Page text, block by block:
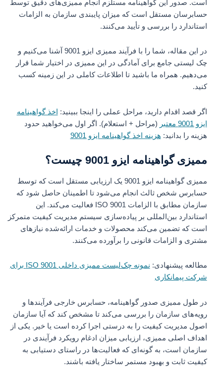
است. صدور این گواهینامه مستلزم انجام ممیزی‌های دقیق توسط
حسابرسان مستقل است که میزان پایبندی سازمان به الزامات
استاندارد را بررسی و تأیید می‌کنند.
در این مقاله، شما را با فرآیند ممیزی ایزو 9001 آشنا می‌کنیم و
چک لیستی جامع برای آمادگی در این ممیزی در اختیار شما قرار
می‌دهیم. همراه ما باشید تا اطلاعات کاملی در این زمینه کسب
کنید.
اگر قصد اقدام دارید، مراحل عملی را اینجا ببینید:اخذ گواهینامه
ایزو 9001 معتبر
(مراحل + استعلام). اگر اول می‌خواهید حدود
هزینه را بدانید:هزینه اخذ گواهینامه ایزو 9001
ممیزی گواهینامه ایزو 9001 چیست؟
ممیزی گواهینامه ایزو 9001 یک ارزیابی مستقل است که توسط
حسابرس شخص ثالث انجام می‌شود تا اطمینان حاصل شود که
سازمان مطابق با الزامات ISO 9001 فعالیت می‌کند. این
استاندارد بین‌المللی بر پیاده‌سازی سیستم مدیریت کیفیت متمرکز
است که تضمین می‌کند محصولات و خدمات ارائه‌شده نیازهای
مشتری و الزامات قانونی را برآورده می‌کنند.
مطالعه پیشنهادی:
نمونه چک‌لیست ممیزی داخلی ISO 9001 برای
شرکت پیمانکاری
در طول ممیزی صدور گواهینامه، حسابرس خارجی فرآیندها و
رویه‌های سازمان را بررسی می‌کند تا مشخص کند که آیا سازمان
اصول مدیریت کیفیت را به درستی اجرا کرده است یا خیر. یکی از
اهداف اصلی ممیزی، ارزیابی میزان ادغام رویکرد فرآیندی در
سازمان است، به گونه‌ای که فعالیت‌ها در راستای دستیابی به
کیفیت ثابت و بهبود مستمر ساختار یافته باشند.